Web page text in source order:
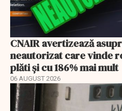
CNAIR avertizează
neautorizat care vinde
plăti și cu 186% mai mult
06 AUGUST 2026